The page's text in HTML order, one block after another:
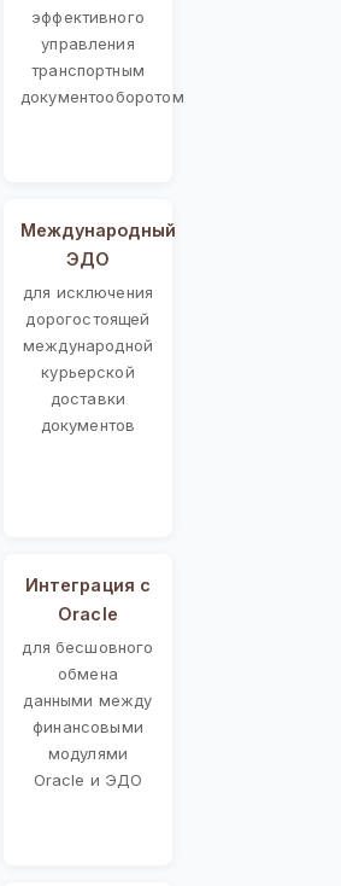
эффективного
управления
транспортным
документооборотом
Международный
ЭДО
для исключения
дорогостоящей
международной
курьерской
доставки
документов
Интеграция с
Oracle
для бесшовного
обмена
данными между
финансовыми
модулями
Oracle и ЭДО